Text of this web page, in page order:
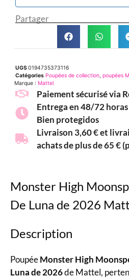
Partager
UGS0194735373116
Catégories Poupées de collection, poupées
Marque : Mattel
Paiement sécurisé via
Entrega en 48/72
Bien protegidos
Livraison 3,60 € et
achats de plus de 65 €
Monster High
De Luna de 2026
Description
PoupéeMonster High
Luna de 2026de Mattel,